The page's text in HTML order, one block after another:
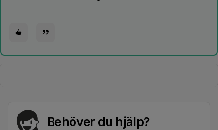
Behöver du hjälp?